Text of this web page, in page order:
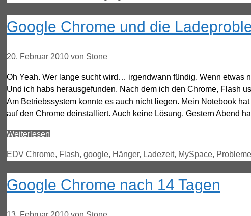
Google Chrome und die
20. Februar 2010 von Stone
Oh Yeah. Wer lange sucht wird… irgendwann fündig. Wenn etwas
Und ich habs herausgefunden. Nach dem ich den Chrome, Flash
Am Betriebssystem konnte es auch nicht liegen. Mein Notebook
auf den Chrome deinstalliert. Auch keine Lösung. Gestern Abend
Weiterlesen
Kategorien
EDV Schlagwörter
Chrome, Flash, google, Hänger, Ladezeit, MySpace, Probleme
Google Chrome nach 14 Tagen